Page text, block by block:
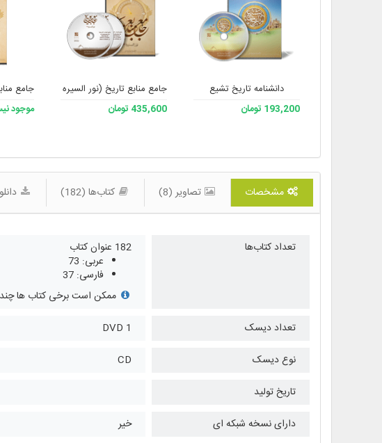
دانشنامه تاریخ تشیع
193,200 تومان
جامع منابع تاریخ (نور السیره 3)
435,600 تومان
جامع منابع
موجود
مشخصات تصاویر (8) کتاب‌ها (182)
تعداد کتاب‌ها
182 عنوان کتاب
عربی: 73
فارسی: 37
ممکن است برخی کتاب ها
تعداد دیسک
1 DVD
نوع دیسک
CD
تاریخ تولید
دارای نسخه شبکه ای
خیر